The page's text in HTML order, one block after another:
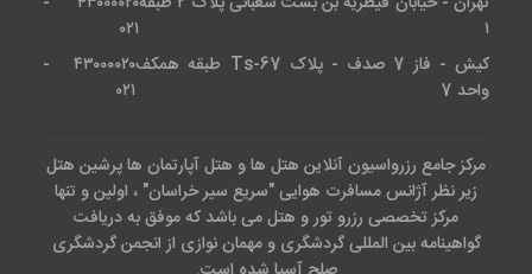
۱
۰۲۱
کیش - فاز 7 صدف - پلاک Ts-67 طبقه همکف
واحد 7
۴۳۰۰۰۰۲۰ -
۰۲۱
مرکز جامع رزرواسیون آنلاین هتل ها و هتل آپارتمان ها پرشین هتل
زیر نظر آژانس مسافرت هوایی "سریع سیر خراسان" ، اولین و تنها
مرکز تخصصی رزرو تور و هتل می باشد که موفق به دریافت
گواهینامه بین المللی گردشگری و مهمان نوازی از انجمن گردشگری